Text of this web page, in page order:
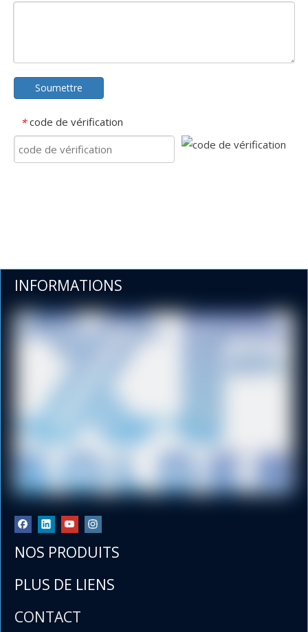
Soumettre
* code de vérification
INFORMATIONS
NOS PRODUITS
PLUS DE LIENS
CONTACT